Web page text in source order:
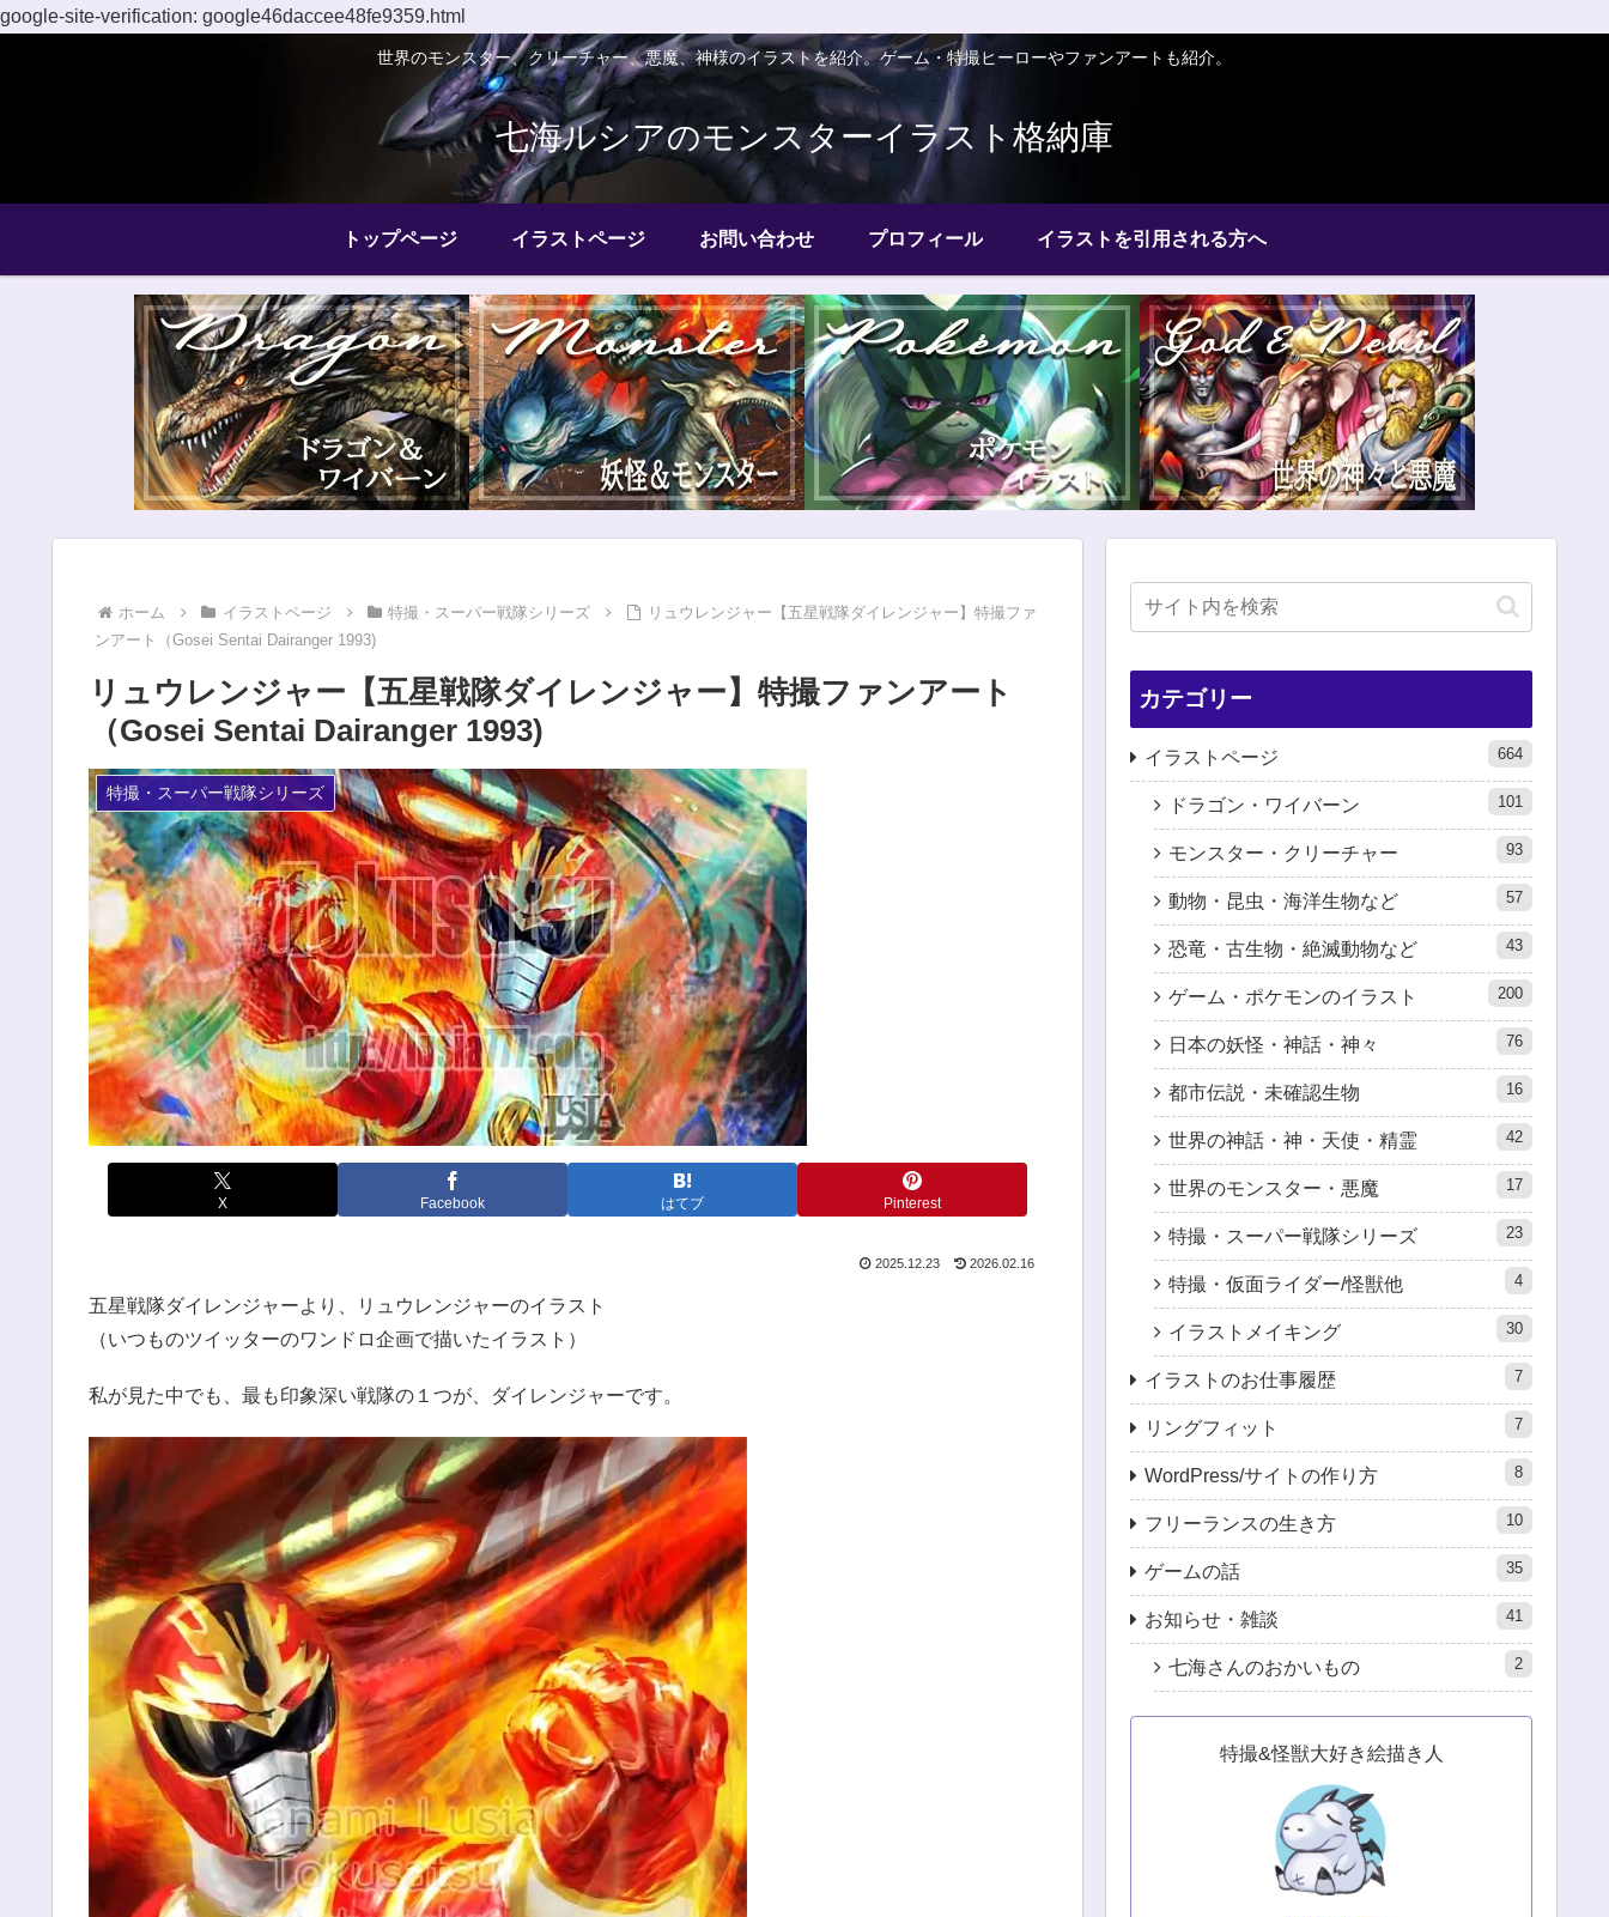
google-site-verification: google46daccee48fe9359.html
世界のモンスター、クリーチャー、悪魔、神様のイラストを紹介。ゲーム・特撮ヒーローやファンアートも紹介。
七海ルシアのモンスターイラスト格納庫
トップページ イラストページ お問い合わせ プロフィール イラストを引用される方へ
ホーム イラストページ 特撮・スーパー戦隊シリーズ
リュウレンジャー【五星戦隊ダイレンジャー】特撮ファ
ンアート（Gosei Sentai Dairanger 1993)
リュウレンジャー【五星戦隊ダイレンジャー】特撮ファンアート
（Gosei Sentai Dairanger 1993)
特撮・スーパー戦隊シリーズ
X Facebook はてブ Pinterest
2025.12.23 2026.02.16
五星戦隊ダイレンジャーより、リュウレンジャーのイラスト
（いつものツイッターのワンドロ企画で描いたイラスト）
私が見た中でも、最も印象深い戦隊の１つが、ダイレンジャーです。
カテゴリー
イラストページ 664
ドラゴン・ワイバーン 101
モンスター・クリーチャー 93
動物・昆虫・海洋生物など 57
恐竜・古生物・絶滅動物など 43
ゲーム・ポケモンのイラスト 200
日本の妖怪・神話・神々 76
都市伝説・未確認生物 16
世界の神話・神・天使・精霊 42
世界のモンスター・悪魔 17
特撮・スーパー戦隊シリーズ 23
特撮・仮面ライダー/怪獣他 4
イラストメイキング 30
イラストのお仕事履歴 7
リングフィット 7
WordPress/サイトの作り方 8
フリーランスの生き方 10
ゲームの話 35
お知らせ・雑談 41
七海さんのおかいもの 2
特撮&怪獣大好き絵描き人